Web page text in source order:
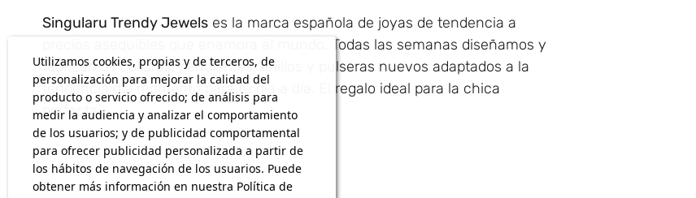
Singularu Trendy Jewels es la marca española de joyas de tendencia a
precios asequibles que enamora al mundo. Todas las semanas diseñamos y
fabricamos collares, pendientes, anillos y pulseras nuevos adaptados a la
tendencia del momento para tu día a día. El regalo ideal para la chica
perfecta.
Utilizamos cookies, propias y de terceros, de
personalización para mejorar la calidad del
producto o servicio ofrecido; de análisis para
medir la audiencia y analizar el comportamiento
de los usuarios; y de publicidad comportamental
para ofrecer publicidad personalizada a partir de
los hábitos de navegación de los usuarios. Puede
obtener más información en nuestra Política de